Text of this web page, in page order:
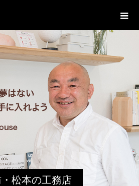
松本の工務店